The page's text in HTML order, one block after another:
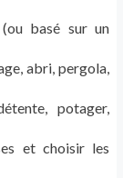
basé sur un
abri, pergola,
potager,
et choisir les